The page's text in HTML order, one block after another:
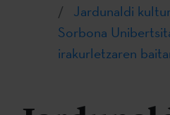
Jardunaldi
Sorbona
irakurletzaren